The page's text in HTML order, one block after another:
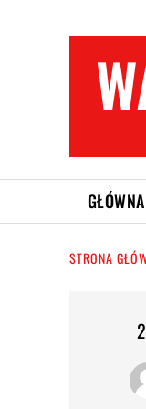
GŁÓWNA
STRONA